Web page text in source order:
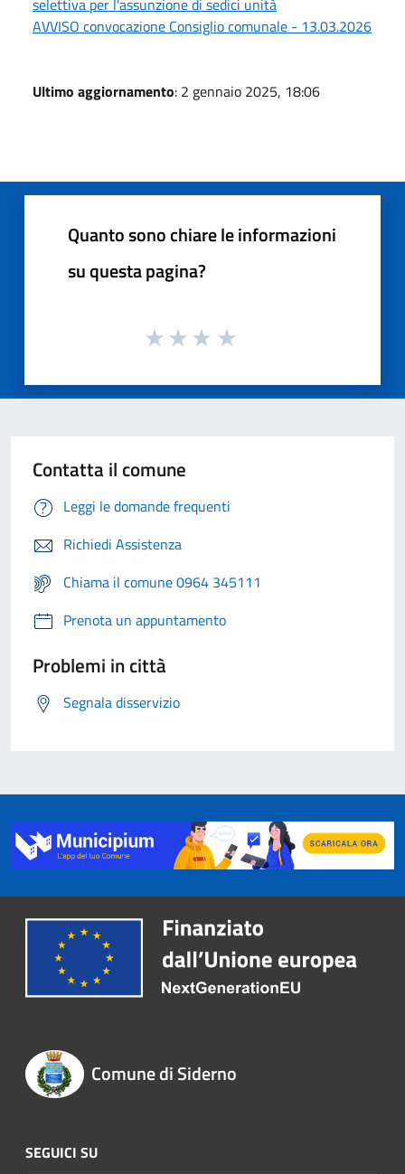
AVVISO convocazione Consiglio comunale - 13.03.2026
Ultimo aggiornamento: 2 gennaio 2025, 18:06
Quanto sono chiare le informazioni
su questa pagina?
Contatta il comune
Leggi le domande frequenti
Richiedi Assistenza
Chiama il comune 0964 345111
Prenota un appuntamento
Problemi in città
Segnala disservizio
Comune di Siderno
SEGUICI SU